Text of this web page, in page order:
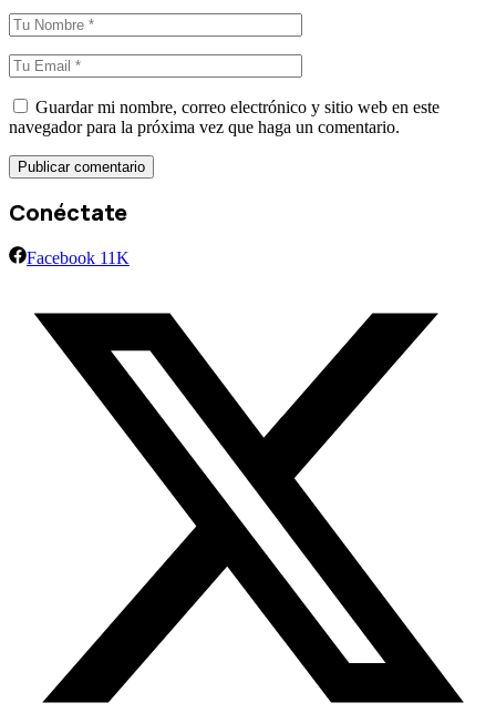
Guardar mi nombre, correo electrónico y sitio web en este
navegador para la próxima vez que haga un comentario.
Conéctate
Facebook 11K